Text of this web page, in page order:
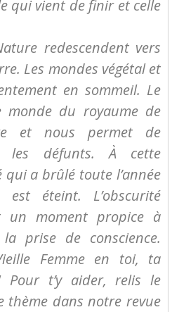
qui vient de finir et celle
redescendent vers
Les mondes végétal et
en sommeil. Le
monde du royaume de
et nous permet de
les défunts. À cette
qui a brûlé toute l’année
éteint. L’obscurité
un moment propice à
prise de conscience.
Femme en toi, ta
Pour t’y aider, relis le
thème dans notre revue